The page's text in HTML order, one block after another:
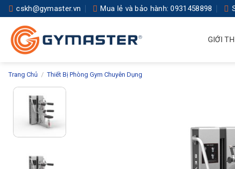
Skip
to
content
cskh@gymaster.vn Mua lẻ và bảo hành: 0931458898
GIỚI
Trang Chủ / Thiết Bị Phòng Gym Chuyên Dụng